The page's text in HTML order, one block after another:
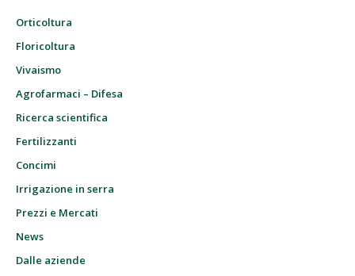
Orticoltura
Floricoltura
Vivaismo
Agrofarmaci – Difesa
Ricerca scientifica
Fertilizzanti
Concimi
Irrigazione in serra
Prezzi e Mercati
News
Dalle aziende